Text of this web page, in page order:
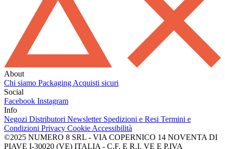
About
Chi siamo Packaging Acquisti sicuri
Social
Facebook Instagram
Info
Negozi Distributori Newsletter Spedizioni e Resi Termini e
Condizioni Privacy Cookie Accessibilità
©2025 NUMERO 8 SRL - VIA COPERNICO 14 NOVENTA DI
PIAVE I-30020 (VE) ITALIA - C.F. E R.I. VE E P.IVA